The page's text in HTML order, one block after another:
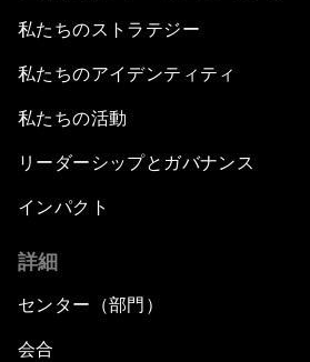
私たちのストラテジー
私たちのアイデンティティ
私たちの活動
リーダーシップとガバナンス
インパクト
詳細
センター（部門）
会合